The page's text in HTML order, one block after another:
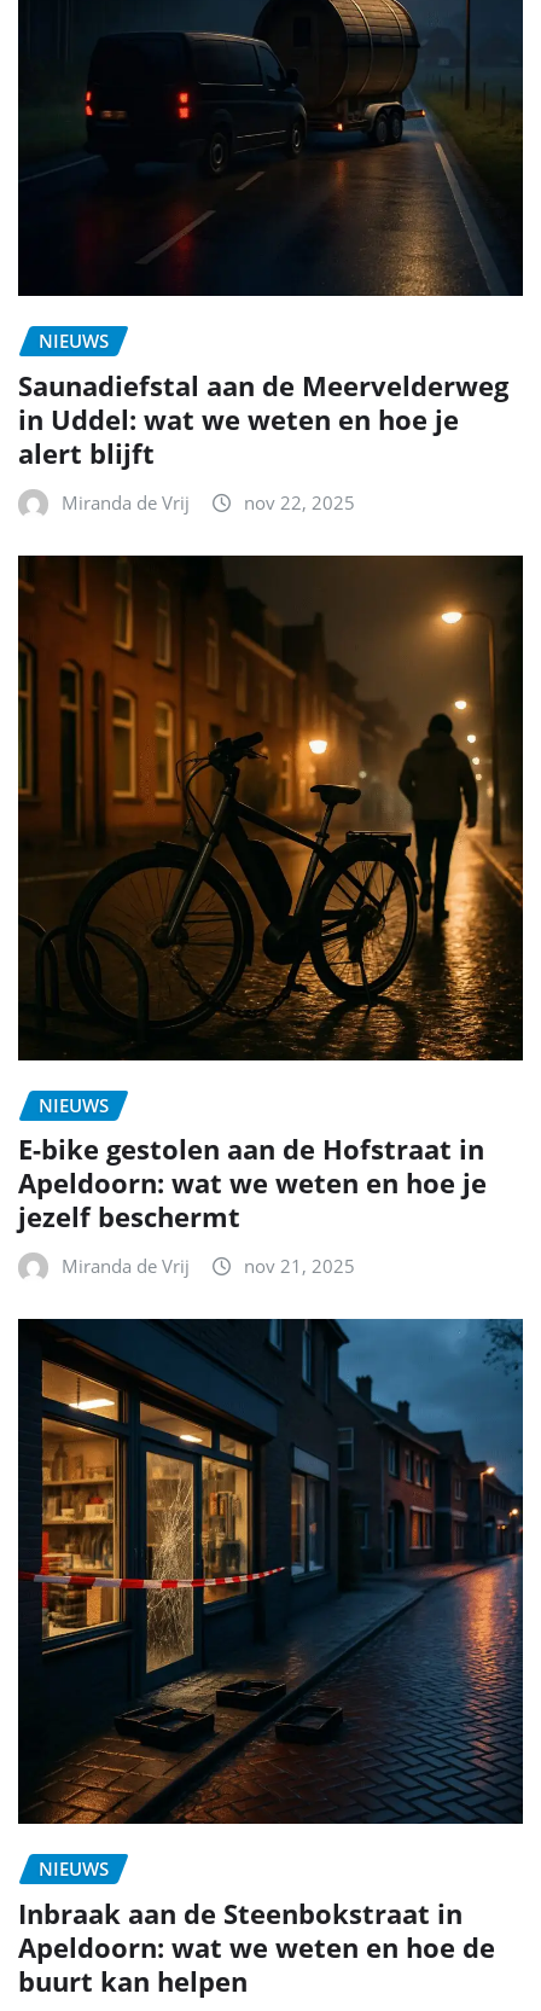
NIEUWS
Saunadiefstal aan de Meervelderweg
in Uddel: wat we weten en hoe je
alert blijft
Miranda de Vrij nov 22, 2025
NIEUWS
E-bike gestolen aan de Hofstraat in
Apeldoorn: wat we weten en hoe je
jezelf beschermt
Miranda de Vrij nov 21, 2025
NIEUWS
Inbraak aan de Steenbokstraat in
Apeldoorn: wat we weten en hoe de
buurt kan helpen